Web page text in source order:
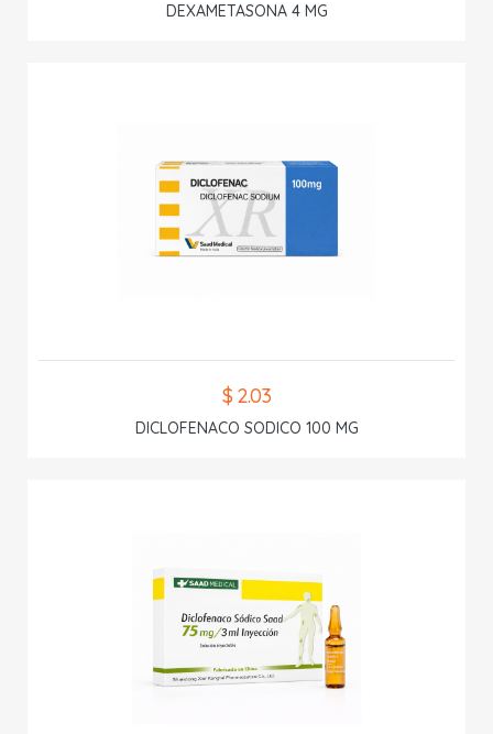
DEXAMETASONA 4 MG
$ 2.03
DICLOFENACO SODICO 100 MG